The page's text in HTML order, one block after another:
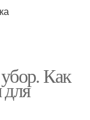
Как